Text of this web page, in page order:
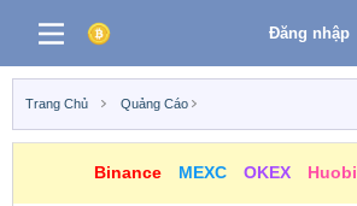
Đăng nhập
Trang Chủ Quảng Cáo
Binance MEXC OKEX Huobi